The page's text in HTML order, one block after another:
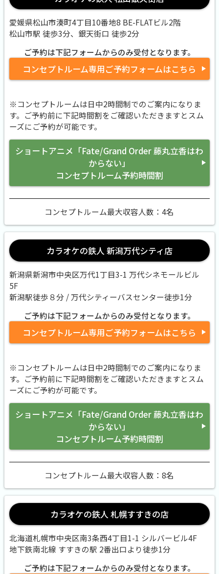
愛媛県松山市湊町4丁目10番地8 BE-FLATビル2階
松山市駅 徒歩3分、銀天街口 徒歩2分
ご予約は下記フォームからのみ受付となります。
コンセプトルーム専用ご予約フォームはこちら
※コンセプトルームは日中2時間制でのご案内になりま
す。ご予約前に下記時間割をご確認いただきますとスム
ーズにご予約が可能です。
ショートアニメ「Fate/Grand Order 藤丸立香はわ
からない」
コンセプトルーム予約時間割
コンセプトルーム最大収容人数：4名
カラオケの鉄人 新潟万代シティ店
新潟県新潟市中央区万代1丁目3-1 万代シネモールビル
5F
新潟駅徒歩８分 / 万代シティーバスセンター徒歩1分
ご予約は下記フォームからのみ受付となります。
コンセプトルーム専用ご予約フォームはこちら
※コンセプトルームは日中2時間制でのご案内になりま
す。ご予約前に下記時間割をご確認いただきますとスム
ーズにご予約が可能です。
ショートアニメ「Fate/Grand Order 藤丸立香はわ
からない」
コンセプトルーム予約時間割
コンセプトルーム最大収容人数：8名
カラオケの鉄人 札幌すすきの店
北海道札幌市中央区南3条西4丁目1-1 シルバービル4F
地下鉄南北線 すすきの駅 2番出口より徒歩1分
ご予約は下記フォームからのみ受付となります。